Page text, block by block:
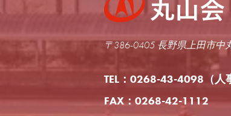
〒386-0405 長野県上田市中
TEL：0268-43-4098 （
FAX：0268-42-1112